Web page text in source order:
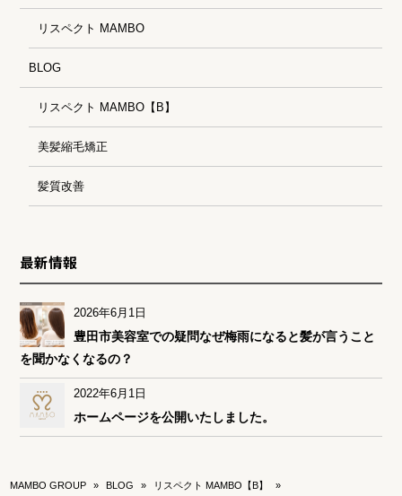
リスペクト MAMBO
BLOG
リスペクト MAMBO【B】
美髪縮毛矯正
髪質改善
最新情報
2026年6月1日
豊田市美容室での疑問なぜ梅雨になると髪が言うこと
を聞かなくなるの？
2022年6月1日
ホームページを公開いたしました。
MAMBO GROUP » BLOG » リスペクト MAMBO【B】 »